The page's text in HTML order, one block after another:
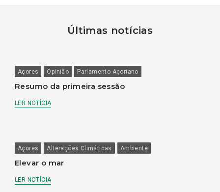
Últimas notícias
Açores Opinião Parlamento Açoriano
Resumo da primeira sessão
LER NOTÍCIA
Açores Alterações Climáticas Ambiente
Elevar o mar
LER NOTÍCIA